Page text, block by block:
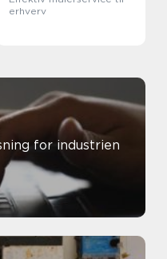
erhverv
for industrien